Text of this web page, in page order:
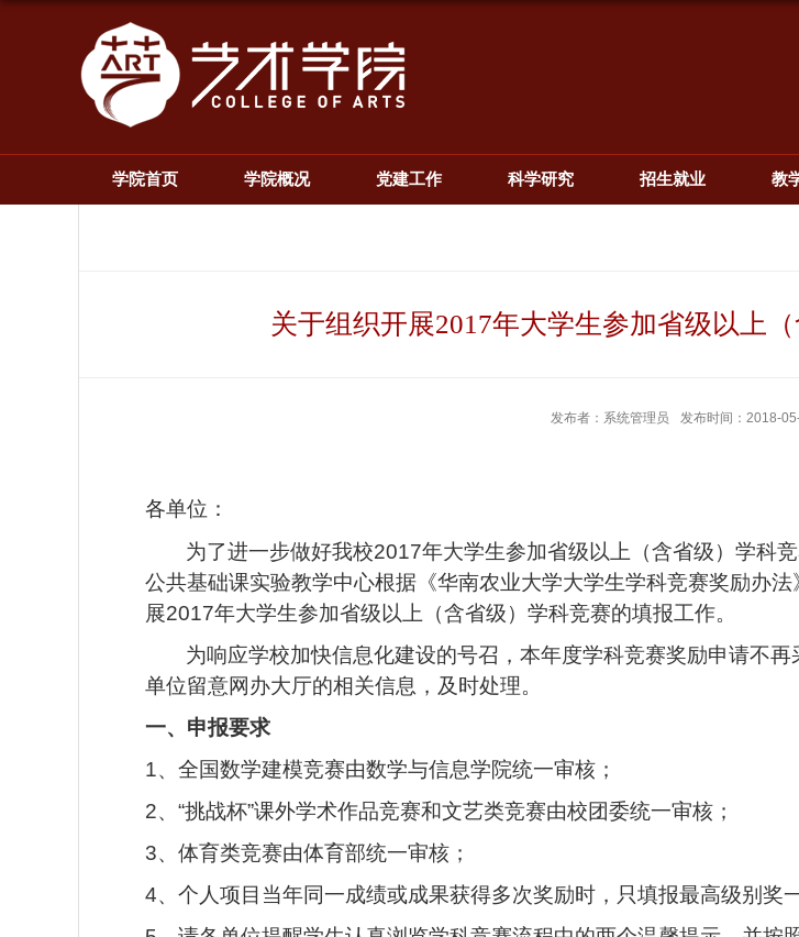
学院首页 学院概况 党建工作 科学研究 招生就业 教
关于组织开展2017年大学生参加省级以上
发布者：系统管理员 发布时间：2018-
各单位：
为了进一步做好我校2017年大学生参加省级以上（含省级）学科
公共基础课实验教学中心根据《华南农业大学大学生学科竞赛奖励办法
展2017年大学生参加省级以上（含省级）学科竞赛的填报工作。
为响应学校加快信息化建设的号召，本年度学科竞赛奖励申请不
单位留意网办大厅的相关信息，及时处理。
一、 申报要求
1、全国数学建模竞赛由数学与信息学院统一审核 ；
2、“挑战杯”课外学术作品竞赛和文艺类竞赛由校团委统一审核 ；
3、体育类竞赛由体育部统一审核 ；
4、个人项目当年同一成绩或成果获得多次奖励时，只填报最高级别奖